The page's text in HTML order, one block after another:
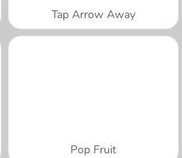
Tap Arrow Away
Pop Fruit